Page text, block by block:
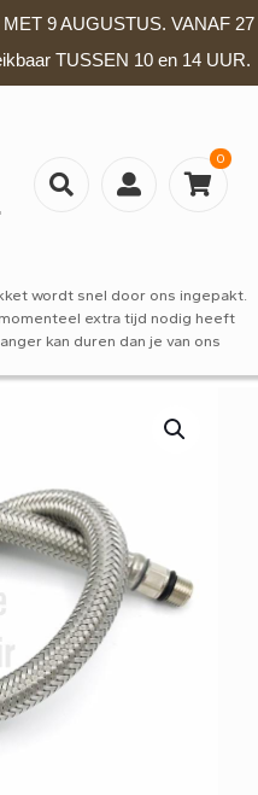
9 AUGUSTUS. VANAF 27
TUSSEN 10 en 14 UUR.
0
wordt snel door ons ingepakt.
extra tijd nodig heeft
kan duren dan je van ons